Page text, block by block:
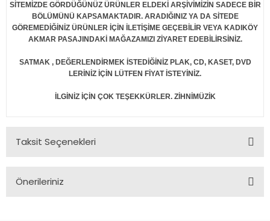
SİTEMİZDE GÖRDÜĞÜNÜZ ÜRÜNLER ELDEKİ ARŞİVİMİZİN SADECE BİR
BÖLÜMÜNÜ KAPSAMAKTADIR. ARADIĞINIZ YA DA SİTEDE
GÖREMEDİĞİNİZ ÜRÜNLER İÇİN İLETİŞİME GEÇEBİLİR VEYA KADIKÖY
AKMAR PASAJINDAKİ MAĞAZAMIZI ZİYARET EDEBİLİRSİNİZ.
SATMAK , DEĞERLENDİRMEK İSTEDİĞİNİZ PLAK, CD, KASET, DVD
LERİNİZ İÇİN LÜTFEN FİYAT İSTEYİNİZ.
İLGİNİZ İÇİN ÇOK TEŞEKKÜRLER. ZİHNİMÜZİK
Taksit Seçenekleri
Önerileriniz